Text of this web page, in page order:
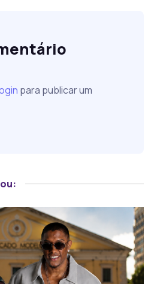
para publicar um